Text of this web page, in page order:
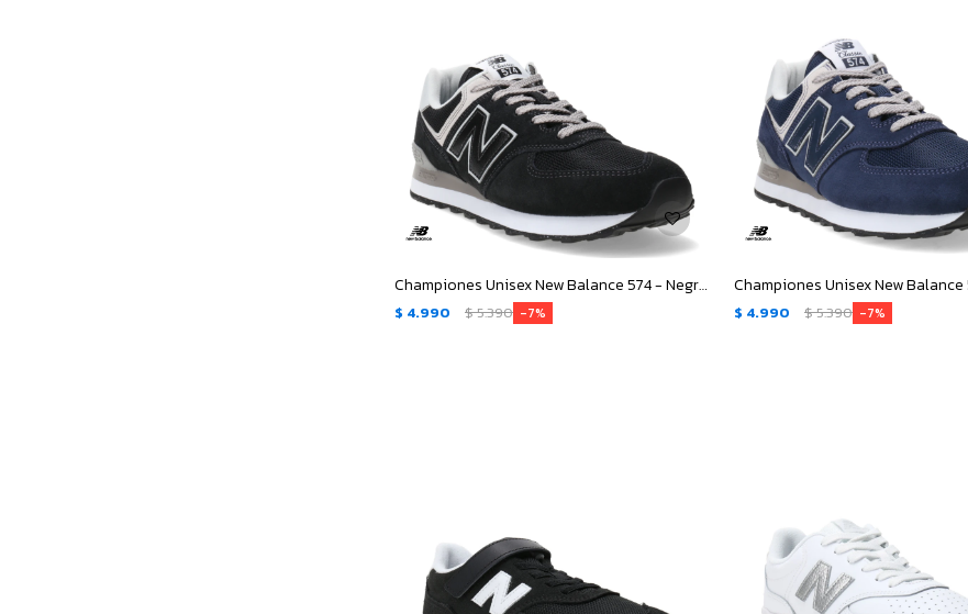
Championes Unisex New Balance 574 - Negro - Gris
$ 4.990 $5.390 7 $ 4.990 $5.390 7